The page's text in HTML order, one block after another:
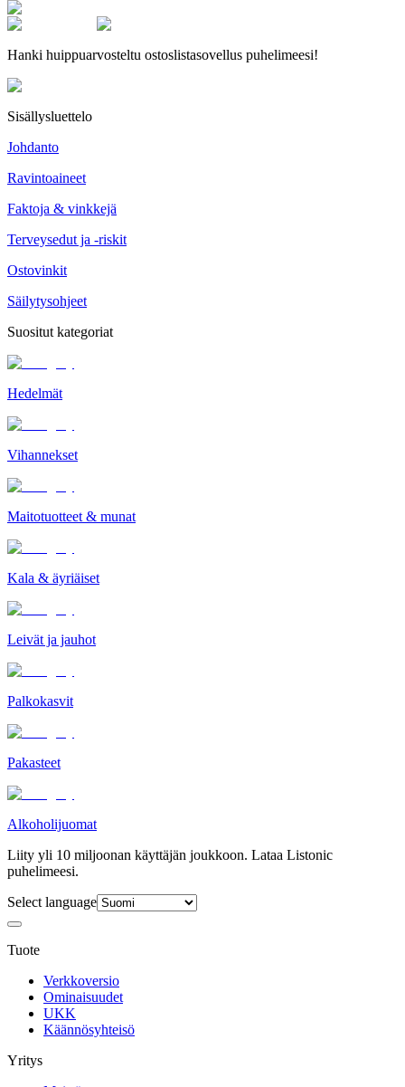
Hanki huippuarvosteltu ostoslistasovellus puhelimeesi!
Sisällysluettelo
Johdanto
Ravintoaineet
Faktoja & vinkkejä
Terveysedut ja -riskit
Ostovinkit
Säilytysohjeet
Suositut kategoriat
Hedelmät
Vihannekset
Maitotuotteet & munat
Kala & äyriäiset
Leivät ja jauhot
Palkokasvit
Pakasteet
Alkoholijuomat
Liity yli 10 miljoonan käyttäjän joukkoon. Lataa Listonic
puhelimeesi.
Select language
Tuote
Verkkoversio
Ominaisuudet
UKK
Käännösyhteisö
Yritys